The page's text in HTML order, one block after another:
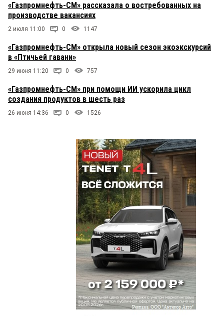
«Газпромнефть-СМ» рассказала о востребованных на
производстве вакансиях
2 июля 11:00 0 1147
«Газпромнефть-СМ» открыла новый сезон экоэкскурсий
в «Птичьей гавани»
29 июня 11:20 0 757
«Газпромнефть-СМ» при помощи ИИ ускорила цикл
создания продуктов в шесть раз
26 июня 14:36 0 1526